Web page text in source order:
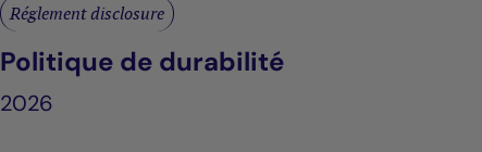
Réglement disclosure
Politique de durabilité
2026